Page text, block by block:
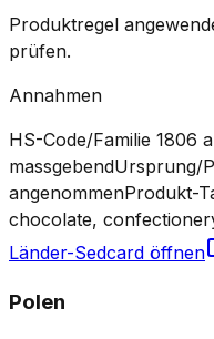
Produktregel
prüfen.
Annahmen
HS-Code/Familie 1806
massgebendUrsprung/
angenommenProdukt-
chocolate,
Länder-Sedcard öffnen
Polen